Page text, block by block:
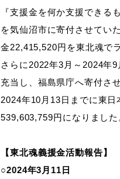
『支援金を何か支援できる
を気仙沼市に寄付させてい
金22,415,520円を東北魂で
さらに2022年3月～2024年
充当し、福島県庁へ寄付さ
2024年10月13日までに東
539,603,759円になりました
【東北魂義援金活動報告】
○2024年3月11日